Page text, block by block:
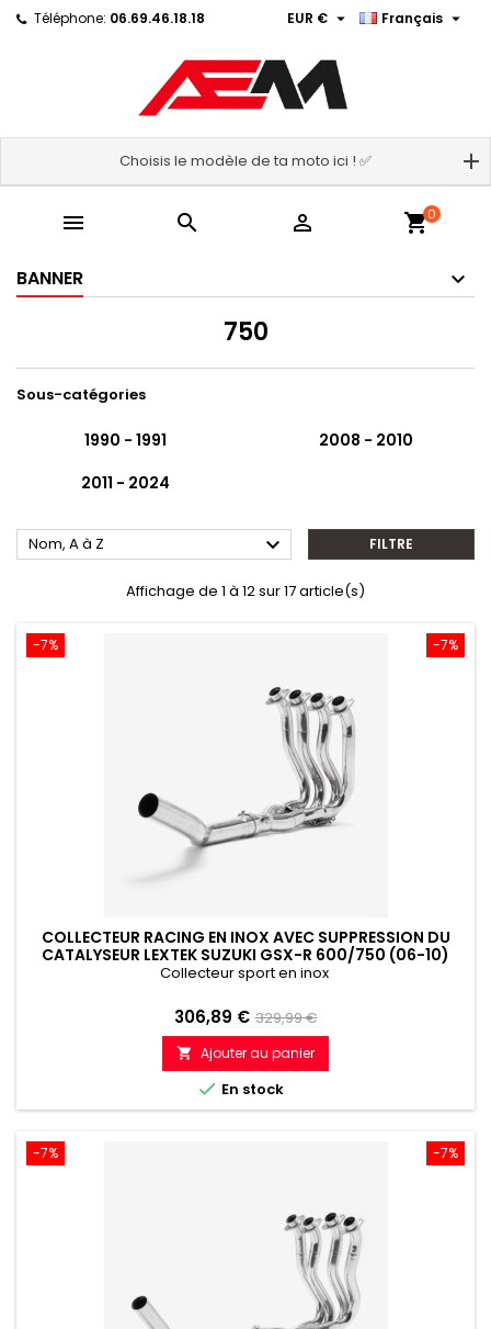
Téléphone: 06.69.46.18.18 Français 
EUR € 
Choisis le modèle de ta moto ici ! ✅
   shopping_cart0
BANNER
750
Sous-catégories
1990 - 1991
2008 - 2010
2011 - 2024
Nom, A à Z  FILTRE
Affichage de 1 à 12 sur 17 article(s)
-7%
-7%
COLLECTEUR RACING EN INOX AVEC SUPPRESSION DU
CATALYSEUR LEXTEK SUZUKI GSX-R 600/750 (06-10)
Collecteur sport en inox
Prix
306,89 € Prix
de
référence
329,99 €
 Ajouter au panier
 En stock
-7%
-7%